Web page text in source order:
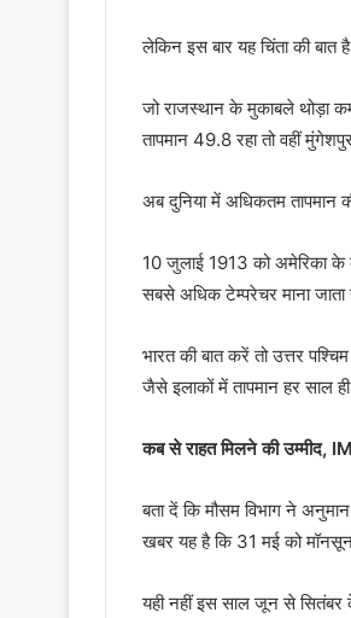
लेकिन इस बार यह चिंता की बात है
जो राजस्थान के मुकाबले थोड़ा
तापमान 49.8 रहा तो वहीं
अब दुनिया में अधिकतम तापमान
10 जुलाई 1913 को अमेरिका के
सबसे अधिक टेम्परेचर माना जाता
भारत की बात करें तो उत्तर
जैसे इलाकों में तापमान हर साल
कब से राहत मिलने की उम्मीद,
बता दें कि मौसम विभाग ने
खबर यह है कि 31 मई को
यही नहीं इस साल जून से सितंबर